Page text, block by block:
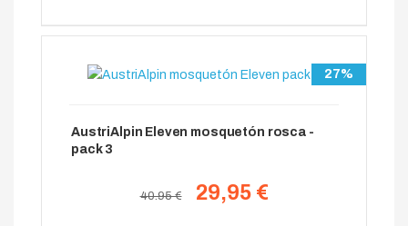
27%
AustriAlpin Eleven mosquetón rosca -
pack 3
40.95 € 29,95 €